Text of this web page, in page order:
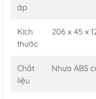
áp
Kích
thước
206 x 45 x
Chất
liệu
Nhựa ABS